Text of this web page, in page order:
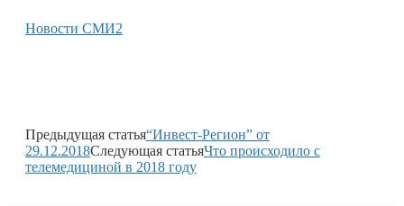
Новости СМИ2
Предыдущая статья“Инвест-Регион” от
29.12.2018Следующая статьяЧто происходило с
телемедициной в 2018 году